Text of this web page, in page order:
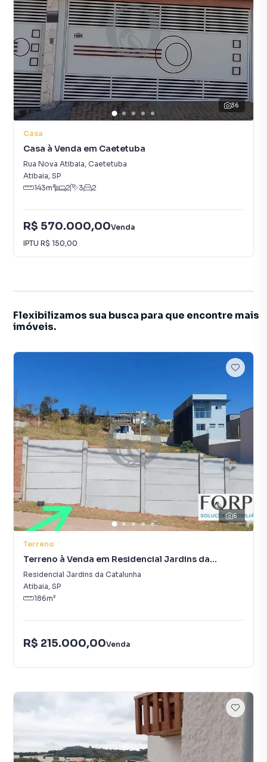
36
Casa
Casa à Venda em Caetetuba
Rua Nova Atibaia, Caetetuba
Atibaia, SP
143m² 2 3 2
R$ 570.000,00Venda
IPTU R$ 150,00
Flexibilizamos sua busca para que encontre mais
imóveis.
6
Terreno
Terreno à Venda em Residencial Jardins da
Catalunha
Residencial Jardins da Catalunha
Atibaia, SP
186m²
R$ 215.000,00Venda